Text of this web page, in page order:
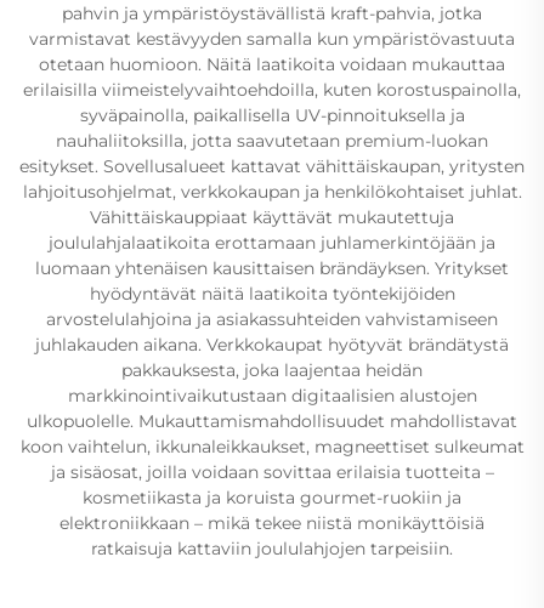
pahvin ja ympäristöystävällistä kraft-pahvia, jotka
varmistavat kestävyyden samalla kun ympäristövastuuta
otetaan huomioon. Näitä laatikoita voidaan mukauttaa
erilaisilla viimeistelyvaihtoehdoilla, kuten korostuspainolla,
syväpainolla, paikallisella UV-pinnoituksella ja
nauhaliitoksilla, jotta saavutetaan premium-luokan
esitykset. Sovellusalueet kattavat vähittäiskaupan, yritysten
lahjoitusohjelmat, verkkokaupan ja henkilökohtaiset juhlat.
Vähittäiskauppiaat käyttävät mukautettuja
joululahjalaatikoita erottamaan juhlamerkintöjään ja
luomaan yhtenäisen kausittaisen brändäyksen. Yritykset
hyödyntävät näitä laatikoita työntekijöiden
arvostelulahjoina ja asiakassuhteiden vahvistamiseen
juhlakauden aikana. Verkkokaupat hyötyvät brändätystä
pakkauksesta, joka laajentaa heidän
markkinointivaikutustaan digitaalisien alustojen
ulkopuolelle. Mukauttamismahdollisuudet mahdollistavat
koon vaihtelun, ikkunaleikkaukset, magneettiset sulkeumat
ja sisäosat, joilla voidaan sovittaa erilaisia tuotteita –
kosmetiikasta ja koruista gourmet-ruokiin ja
elektroniikkaan – mikä tekee niistä monikäyttöisiä
ratkaisuja kattaviin joululahjojen tarpeisiin.